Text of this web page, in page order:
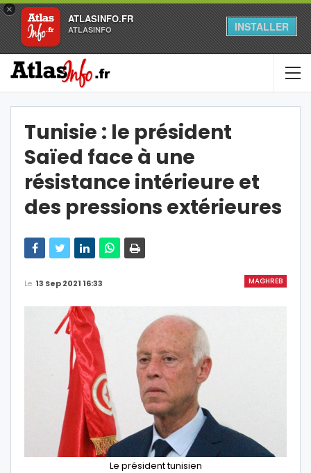
×
ATLASINFO.FR
ATLASINFO INSTALLER
Tunisie : le président
Saïed face à une
résistance intérieure et
des pressions extérieures
MAGHREB
Le 13 Sep 2021 16:33
Le président tunisien